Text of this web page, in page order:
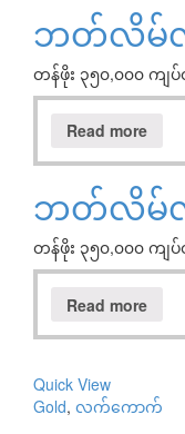
ဘတ်လိမ်
တန်ဖိုး ၃၅၀,၀၀၀ ကျပ်
Read more
ဘတ်လိမ်
တန်ဖိုး ၃၅၀,၀၀၀ ကျပ်
Read more
Quick View
Gold, လက်ကောက်